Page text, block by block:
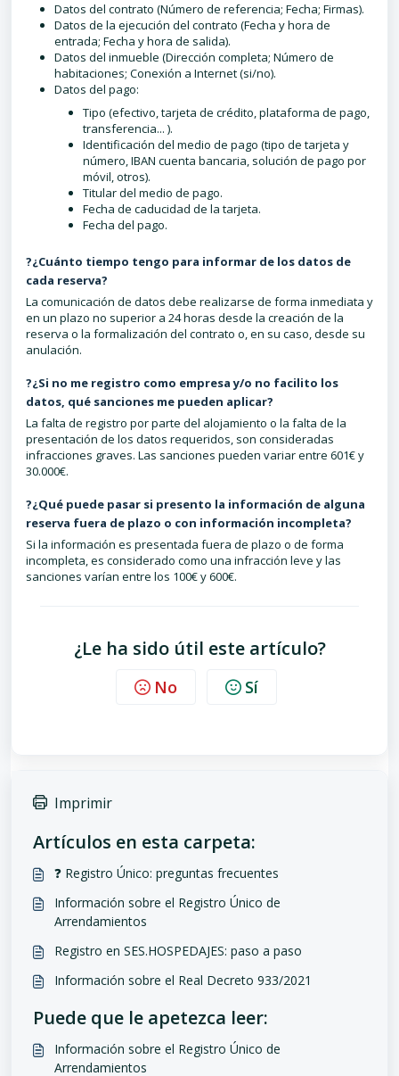
Datos del contrato (Número de referencia; Fecha; Firmas).
Datos de la ejecución del contrato (Fecha y hora de
entrada; Fecha y hora de salida).
Datos del inmueble (Dirección completa; Número de
habitaciones; Conexión a Internet (si/no).
Datos del pago:
Tipo (efectivo, tarjeta de crédito, plataforma de pago,
transferencia... ).
Identificación del medio de pago (tipo de tarjeta y
número, IBAN cuenta bancaria, solución de pago por
móvil, otros).
Titular del medio de pago.
Fecha de caducidad de la tarjeta.
Fecha del pago.
?¿Cuánto tiempo tengo para informar de los datos de
cada reserva?
La comunicación de datos debe realizarse de forma inmediata y
en un plazo no superior a 24 horas desde la creación de la
reserva o la formalización del contrato o, en su caso, desde su
anulación.
?¿Si no me registro como empresa y/o no facilito los
datos, qué sanciones me pueden aplicar?
La falta de registro por parte del alojamiento o la falta de la
presentación de los datos requeridos, son consideradas
infracciones graves. Las sanciones pueden variar entre 601€ y
30.000€.
?¿Qué puede pasar si presento la información de alguna
reserva fuera de plazo o con información incompleta?
Si la información es presentada fuera de plazo o de forma
incompleta, es considerado como una infracción leve y las
sanciones varían entre los 100€ y 600€.
¿Le ha sido útil este artículo?
No Sí
Imprimir
Artículos en esta carpeta:
❓ Registro Único: preguntas frecuentes
Información sobre el Registro Único de
Arrendamientos
Registro en SES.HOSPEDAJES: paso a paso
Información sobre el Real Decreto 933/2021
Puede que le apetezca leer:
Información sobre el Registro Único de
Arrendamientos